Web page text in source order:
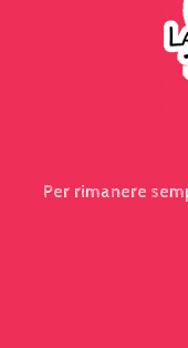
Per rimanere